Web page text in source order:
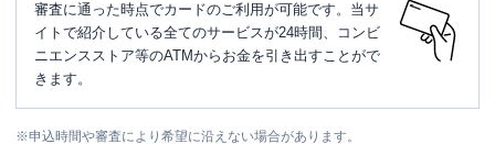
審査に通った時点でカードのご利用が可能です。当サ
イトで紹介している全てのサービスが24時間、コンビ
ニエンスストア等のATMからお金を引き出すことがで
きます。
※申込時間や審査により希望に沿えない場合があります。